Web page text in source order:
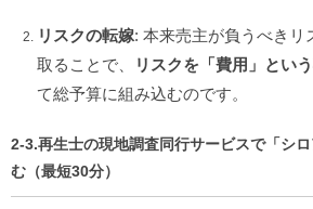
リスクの転嫁: 本来売主が負うべきリ
取ることで、
リスクを「費用」とい
て総予算に組み込むのです。
2-3.再生士の現地調査同行サービスで「シ
む（最短30分）